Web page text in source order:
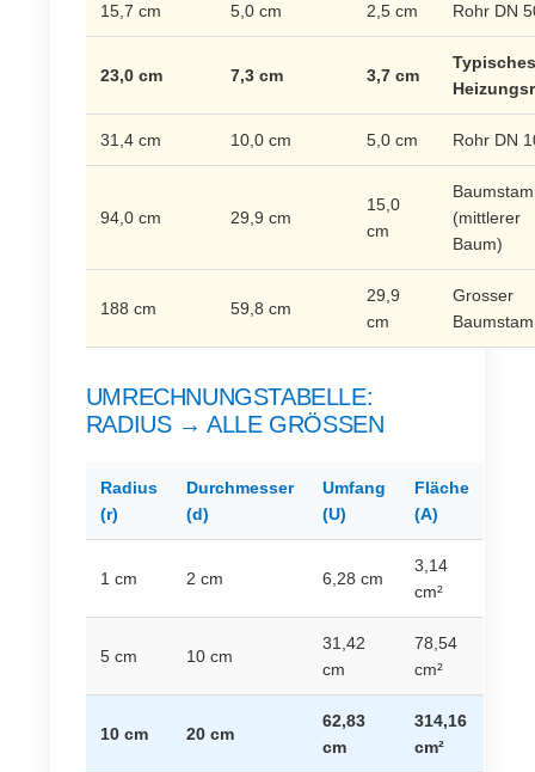
15,7 cm 5,0 cm 2,5 cm Rohr DN
23,0 cm 7,3 cm 3,7 cm
Typisches
31,4 cm 10,0 cm 5,0 cm Rohr DN
94,0 cm 29,9 cm
15,0
cm
(mittlerer
Baum)
188 cm 59,8 cm
29,9
cm
Grosser
UMRECHNUNGSTABELLE:
RADIUS → ALLE GRÖSSEN
Radius
(r)
Durchmesser
(d)
Umfang
(U)
Fläche
(A)
1 cm 2 cm 6,28 cm
3,14
cm²
5 cm 10 cm
31,42
cm
78,54
cm²
10 cm 20 cm
62,83
cm
314,16
cm²